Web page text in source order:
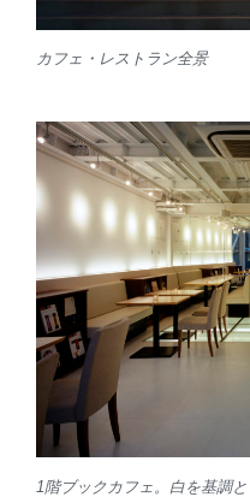
カフェ・レストラン全景
1階ブックカフェ。白を基調